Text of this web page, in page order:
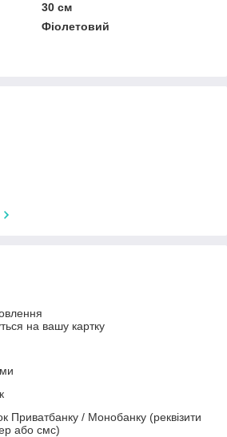
30 см
Фіолетовий
на вашу картку
Приватбанку / Монобанку (реквізити
або смс)